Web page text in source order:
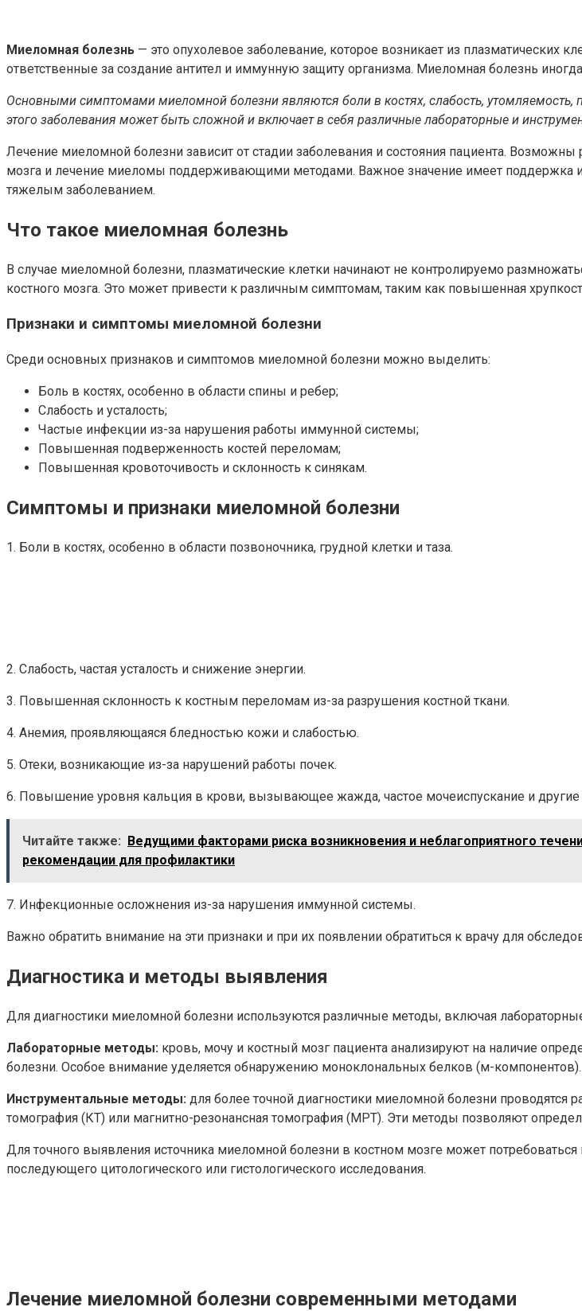
Миеломная болезнь — это опухолевое заболевание, которое возникает из плазматических
ответственные за создание антител и иммунную защиту организма. Миеломная болезнь
Основными симптомами миеломной болезни являются боли в костях, слабость,
этого заболевания может быть сложной и включает в себя различные лабораторные и
Лечение миеломной болезни зависит от стадии заболевания и состояния пациента.
мозга и лечение миеломы поддерживающими методами. Важное значение имеет поддержка
тяжелым заболеванием.
Что такое миеломная болезнь
В случае миеломной болезни, плазматические клетки начинают не контролируемо
костного мозга. Это может привести к различным симптомам, таким как повышенная
Признаки и симптомы миеломной болезни
Среди основных признаков и симптомов миеломной болезни можно выделить:
Боль в костях, особенно в области спины и ребер;
Слабость и усталость;
Частые инфекции из-за нарушения работы иммунной системы;
Повышенная подверженность костей переломам;
Повышенная кровоточивость и склонность к синякам.
Симптомы и признаки миеломной болезни
1. Боли в костях, особенно в области позвоночника, грудной клетки и таза.
2. Слабость, частая усталость и снижение энергии.
3. Повышенная склонность к костным переломам из-за разрушения костной ткани.
4. Анемия, проявляющаяся бледностью кожи и слабостью.
5. Отеки, возникающие из-за нарушений работы почек.
6. Повышение уровня кальция в крови, вызывающее жажда, частое мочеиспускание и
Читайте также: Ведущими факторами риска возникновения и неблагоприятного
рекомендации для профилактики
7. Инфекционные осложнения из-за нарушения иммунной системы.
Важно обратить внимание на эти признаки и при их появлении обратиться к врачу для
Диагностика и методы выявления
Для диагностики миеломной болезни используются различные методы, включая
Лабораторные методы: кровь, мочу и костный мозг пациента анализируют на наличие
болезни. Особое внимание уделяется обнаружению моноклональных белков (м-компонентов).
Инструментальные методы: для более точной диагностики миеломной болезни проводятся
томография (КТ) или магнитно-резонансная томография (МРТ). Эти методы позволяют
Для точного выявления источника миеломной болезни в костном мозге может
последующего цитологического или гистологического исследования.
Лечение миеломной болезни современными методами